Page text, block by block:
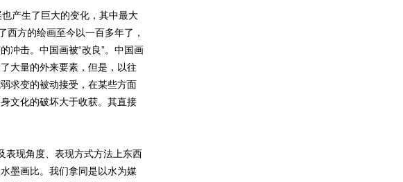
产生了巨大的变化，其中最大
西方的绘画至今以一百多年了，
冲击。中国画被“改良”。中国画
大量的外来要素，但是，以往
求变的被动接受，在某些方面
文化的破坏大于收获。其直接
现角度、表现方式方法上东西
墨画比。我们拿同是以水为媒